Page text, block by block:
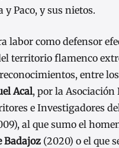
y Paco, y sus nietos.
labor como defensor
territorio flamenco
entre
Acal, por la Asociación
e Investigadores
al que sumo el
Badajoz (2020) o el que